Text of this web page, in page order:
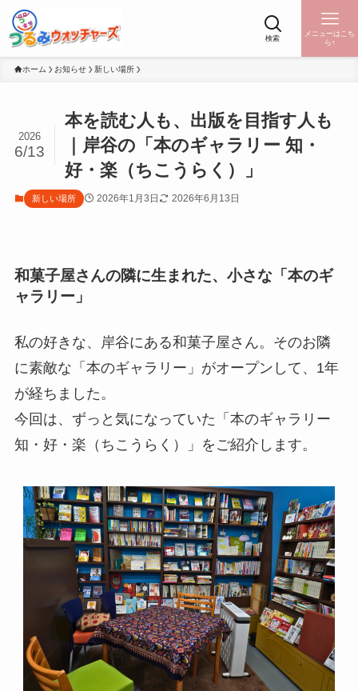
検索
メニューはこち
ら↑
ホーム お知らせ 新しい場所
本を読む人も、出版を目指す人も
｜岸谷の「本のギャラリー 知・
好・楽（ちこうらく）」
2026
6/13
新しい場所 2026年1月3日 2026年6月13日
和菓子屋さんの隣に生まれた、小さな「本のギ
ャラリー」
私の好きな、岸谷にある和菓子屋さん。そのお隣
に素敵な「本のギャラリー」がオープンして、1年
が経ちました。
今回は、ずっと気になっていた「本のギャラリー
知・好・楽（ちこうらく）」をご紹介します。